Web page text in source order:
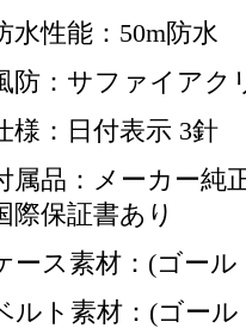
水性能：50m防水
防：サファイアク
様：日付表示 3針
属品：メーカー純
際保証書あり
ース素材：(ゴー
ルト素材：(ゴー